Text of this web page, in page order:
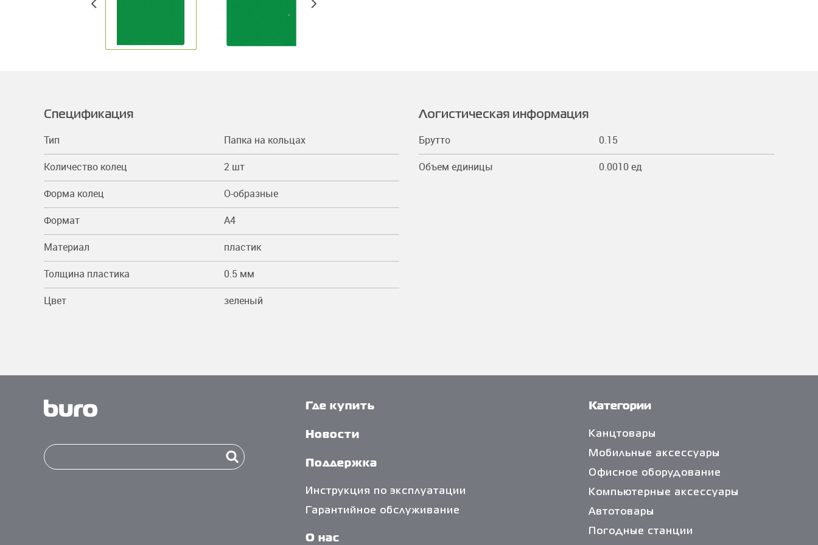
Спецификация
Тип
Папка на кольцах
Количество колец
2 шт
Форма колец
О-образные
Формат
A4
Материал
пластик
Толщина пластика
0.5 мм
Цвет
зеленый
Логистическая информация
Брутто
0.15
Объем единицы
0.0010 ед
Где купить
Новости
Поддержка
Инструкция по эксплуатации
Гарантийное обслуживание
О нас
Категории
Канцтовары
Мобильные аксессуары
Офисное оборудование
Компьютерные аксессуары
Автотовары
Погодные станции